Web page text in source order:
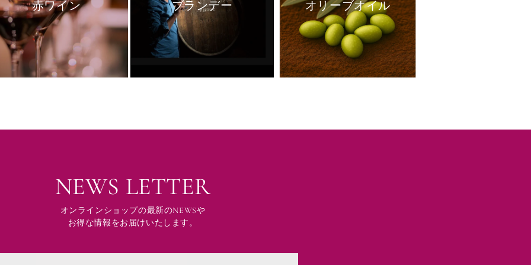
赤ワイン ブランデー オリーブオイル
NEWS LETTER
オンラインショップの最新のNEWSや
お得な情報をお届けいたします。